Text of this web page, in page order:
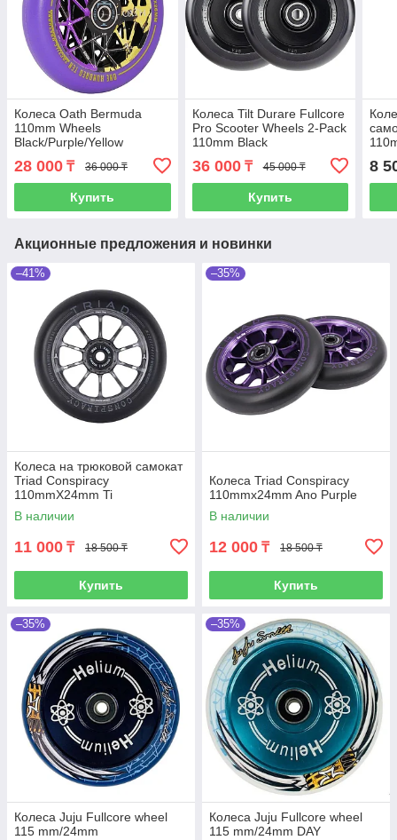
Колеса Oath Bermuda
110mm Wheels
Black/Purple/Yellow
28 000 ₸ 36 000 ₸
Купить
Колеса Tilt Durare Fullcore
Pro Scooter Wheels 2-Pack
110mm Black
36 000₸ 45 000 ₸
Купить
8
Акционные предложения и новинки
–41%
Колеса на трюковой самокат
Triad Conspiracy
110mmX24mm Ti
В наличии
11 000 ₸ 18 500 ₸
Купить
–35%
Колеса Triad Conspiracy
110mmx24mm Ano Purple
В наличии
12 000 ₸ 18 500 ₸
Купить
–35%
Колеса Juju Fullcore wheel
115 mm/24mm
–35%
Колеса Juju Fullcore wheel
115 mm/24mm DAY